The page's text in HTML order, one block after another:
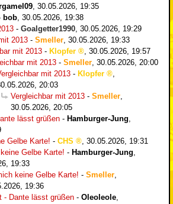
30.05.2026, 19:35
bob 30.05.2026, 19:38
- Goalgetter1990 30.05.2026, 19:29
2013 - Smeller 30.05.2026, 19:33
mit 2013 - Klopfer
30.05.2026, 19:57
mit 2013 - Smeller 30.05.2026, 20:00
mit 2013 - Klopfer
20:03
Vergleichbar mit 2013 - Smeller
30.05.2026, 20:05
lässt grüßen - Hamburger-Jung
Gelbe Karte! - CHS
30.05.2026, 19:31
Gelbe Karte! - Hamburger-Jung
19:33
keine Gelbe Karte! - Smeller
19:36
- Dante lässt grüßen - Oleoleole